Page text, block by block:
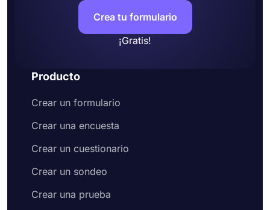
Crea tu formulario
¡Gratis!
Producto
Crear un formulario
Crear una encuesta
Crear un cuestionario
Crear un sondeo
Crear una prueba